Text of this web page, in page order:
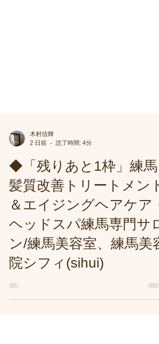
木村信輝
◆「残りあと1枠」練馬
髪質改善トリートメント
＆エイジングヘアケア・
ヘッドスパ練馬専門サロ
ン/練馬美容室、練馬美容